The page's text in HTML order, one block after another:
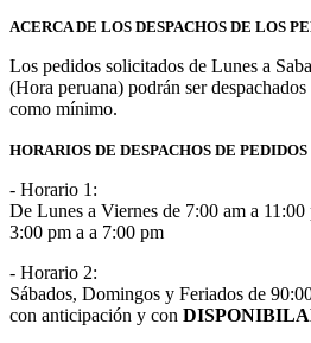
ACERCA DE LOS DESPACHOS DE LOS
Los pedidos solicitados de Lunes a
(Hora peruana) podrán ser
como mínimo.
HORARIOS DE DESPACHOS DE PEDIDOS
- Horario 1:
De Lunes a Viernes de 7:00 am a
3:00 pm a a 7:00 pm
- Horario 2:
Sábados, Domingos y Feriados de
con anticipación y con